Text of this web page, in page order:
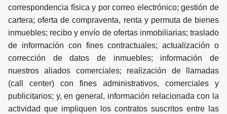
correspondencia física y por correo electrónico; gestión de
cartera; oferta de compraventa, renta y permuta de bienes
inmuebles; recibo y envío de ofertas inmobiliarias; traslado
de información con fines contractuales; actualización o
corrección de datos de inmuebles; información de
nuestros aliados comerciales; realización de llamadas
(call center) con fines administrativos, comerciales y
publicitarios; y, en general, información relacionada con la
actividad que impliquen los contratos suscritos entre las